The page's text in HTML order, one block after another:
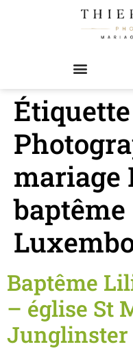
mariage
baptême
Baptême
– église St
Junglinster